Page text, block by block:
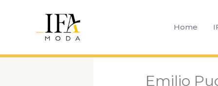
Home
Emilio